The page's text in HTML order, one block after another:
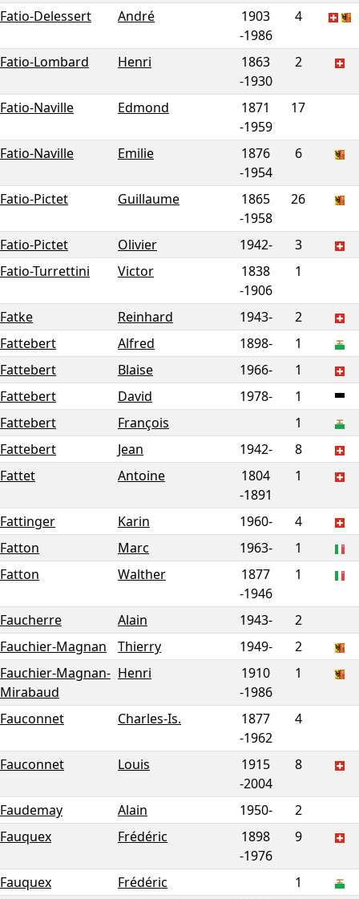
Fatio-Delessert André
1903
-1986
4
Fatio-Lombard Henri
1863
-1930
2
Fatio-Naville Edmond
1871
-1959
17
Fatio-Naville Emilie
1876
-1954
6
Fatio-Pictet Guillaume
1865
-1958
26
Fatio-Pictet Olivier 1942-
3
Fatio-Turrettini
Victor
1838
-1906
1
Fatke Reinhard 1943-
2
Fattebert
Alfred 1898-
1
Fattebert
Blaise 1966-
1
Fattebert
David 1978-
1
Fattebert
François
1
Fattebert
Jean 1942-
8
Fattet
Antoine
1804
-1891
1
Fattinger Karin 1960-
4
Fatton
Marc 1963-
1
Fatton
Walther
1877
-1946
1
Faucherre Alain 1943-
2
Fauchier-Magnan
Thierry 1949-
2
Fauchier-Magnan-
Mirabaud
Henri
1910
-1986
1
Fauconnet Charles-Is.
1877
-1962
4
Fauconnet Louis
1915
-2004
8
Faudemay Alain 1950-
2
Fauquex
Frédéric
1898
-1976
9
Fauquex Frédéric
1